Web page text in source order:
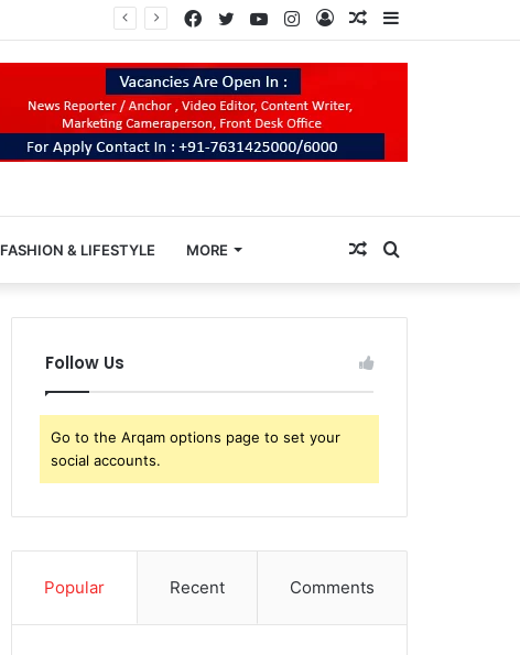
Sidebar
Random
Log
Instagram
YouTube
Twitter
Facebook
FASHION & LIFESTYLE MORE Search
for
Random
Article
Follow Us
Go to the Arqam options page to set your
social accounts.
Popular Recent Comments